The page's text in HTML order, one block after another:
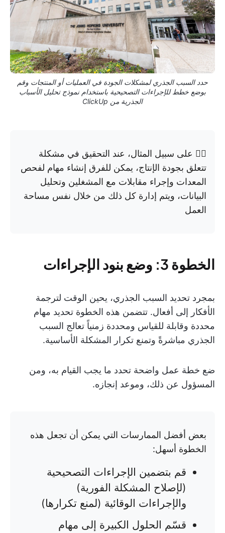
حدد السبب الجذري لمشكلات الجودة في العمليات أو المنتجات وقم
بوضع خطط للإجراءات التصحيحية باستخدام نموذج تحليل الأسباب
الجذرية من ClickUp
👉🏼 على سبيل المثال، عند التحقيق في مشكلة
تتعلق بجودة الإنتاج، يمكن للفرق إنشاء مهام لفحص
المعدات وإجراء مقابلات مع المشغلين وتحليل
البيانات، ويتم إدارة كل ذلك من خلال نفس مساحة
العمل
الخطوة 3: وضع بنود الإجراءات
بمجرد تحديد السبب الجذري، يحين الوقت لترجمة
الأفكار إلى أفعال. تتضمن هذه الخطوة تحديد مهام
محددة وقابلة للقياس ومحددة زمنياً تعالج السبب
الجذري مباشرةً وتمنع تكرار المشكلة الأساسية.
ضع خطة عمل واضحة تحدد ما يجب القيام به، ومن
المسؤول عن ذلك، وموعد إنجازه.
بعض أفضل الممارسات التي يمكن أن تجعل هذه
الخطوة أسهل:
قم بتضمين الإجراءات التصحيحية
(لإصلاح المشكلة الفورية)
والإجراءات الوقائية (لمنع تكرارها)
قسّم الحلول الكبيرة إلى مهام